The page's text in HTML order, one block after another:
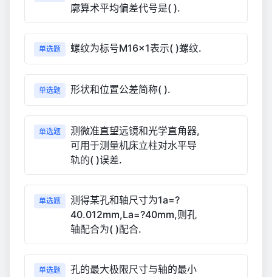
廓算术平均偏差代号是( ).
单选题 螺纹为标号M16×1表示( )螺纹.
单选题 形状和位置公差简称( ).
单选题
测微准直望远镜和光学直角器,
可用于测量机床立柱对水平导
轨的( )误差.
单选题
测得某孔和轴尺寸为1a=?
40.012mm,La=?40mm,则孔
轴配合为( )配合.
单选题
孔的最大极限尺寸与轴的最小